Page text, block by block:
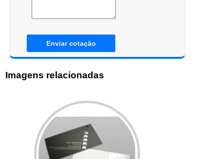
Enviar cotação
Imagens relacionadas